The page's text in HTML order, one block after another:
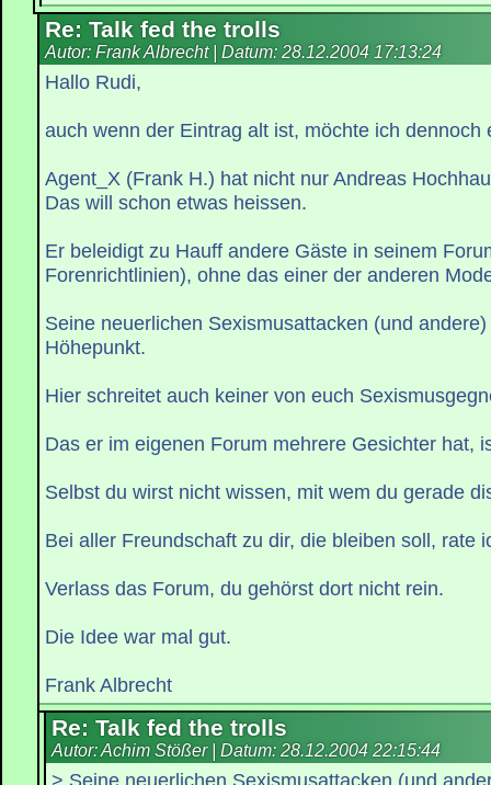
Re: Talk fed the trolls
Autor: Frank Albrecht | Datum: 28.12.2004 17:13:24
Hallo Rudi,
auch wenn der Eintrag alt ist, möchte ich dennoch
Agent_X (Frank H.) hat nicht nur Andreas
Das will schon etwas heissen.
Er beleidigt zu Hauff andere Gäste in seinem
Forenrichtlinien), ohne das einer der anderen
Seine neuerlichen Sexismusattacken (und
Höhepunkt.
Hier schreitet auch keiner von euch
Das er im eigenen Forum mehrere Gesichter hat,
Selbst du wirst nicht wissen, mit wem du gerade
Bei aller Freundschaft zu dir, die bleiben soll, rate
Verlass das Forum, du gehörst dort nicht rein.
Die Idee war mal gut.
Frank Albrecht
Re: Talk fed the trolls
Autor: Achim Stößer | Datum: 28.12.2004 22:15:44
> Seine neuerlichen Sexismusattacken (und